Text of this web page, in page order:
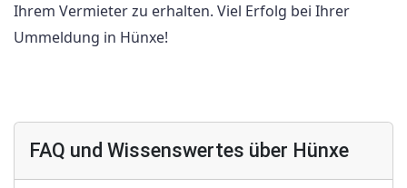
Ihrem Vermieter zu erhalten. Viel Erfolg bei Ihrer
Ummeldung in Hünxe!
FAQ und Wissenswertes über Hünxe